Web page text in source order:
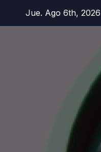
Jue. Ago 6th, 2026